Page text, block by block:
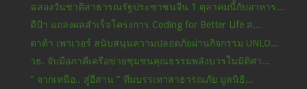
ฉลองวันชาติสาธารณรัฐประชาชนจีน 1 ตุลาคมนี้กับอาหาร...
ดีป้า แถลงผลสำเร็จโครงการ Coding for Better Life ส...
ดาต้า เพาเวอร์ สนับสนุนความปลอดภัยผ่านกิจกรรม UNLO...
วธ. จับมือภาคีเครือข่ายชุมชนคุณธรรมพลังบวรในมิติศา...
" จากเหนือ.. สู่อีสาน " ทีมบรรเทาสาธารณภัย มูลนิธิ...